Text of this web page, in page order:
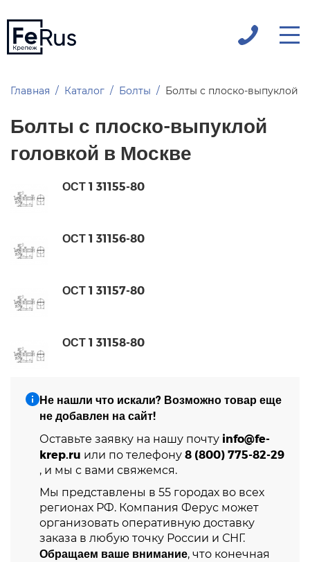
Главная Каталог Болты Болты с плоско-выпуклой
Болты с плоско-выпуклой
головкой в Москве
ОСТ 1 31155-80
ОСТ 1 31156-80
ОСТ 1 31157-80
ОСТ 1 31158-80
Не нашли что искали? Возможно товар еще
не добавлен на сайт!
Оставьте заявку на нашу почту info@fe-
krep.ru или по телефону 8 (800) 775-82-29
, и мы с вами свяжемся.
Мы представлены в 55 городах во всех
регионах РФ. Компания Ферус может
организовать оперативную доставку
заказа в любую точку России и СНГ.
Обращаем ваше внимание, что конечная